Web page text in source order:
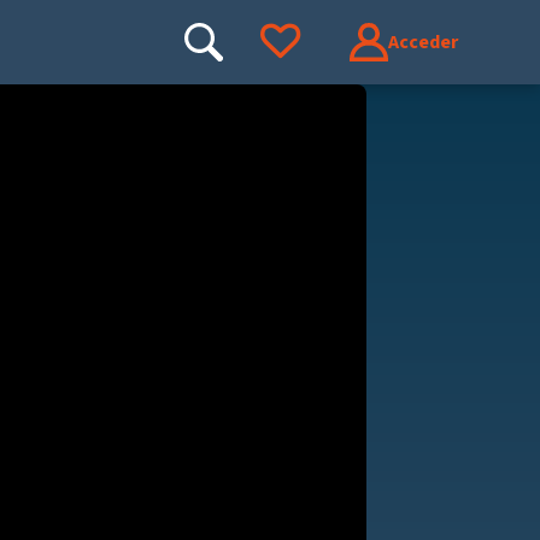
Buscar Ir a tus favoritosAcceder